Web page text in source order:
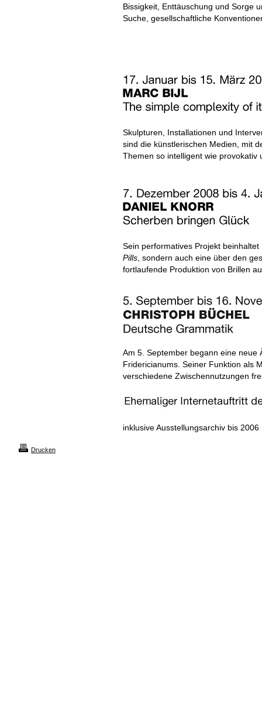
Bissigkeit, Enttäuschung und Sorge
Suche, gesellschaftliche
Skulpturen, Installationen und
sind die künstlerischen Medien, mit
Themen so intelligent wie
Sein performatives Projekt
Pills , sondern auch eine über den
fortlaufende Produktion von Brillen
Am 5. September begann eine neue
Fridericianums. Seiner Funktion als
verschiedene Zwischennutzungen
inklusive Ausstellungsarchiv bis 2006
Drucken